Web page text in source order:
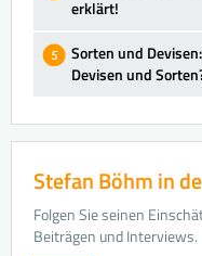
erklärt!
Sorten und
Devisen und
Stefan Böhm in
Folgen Sie seinen
Beiträgen und Interviews.